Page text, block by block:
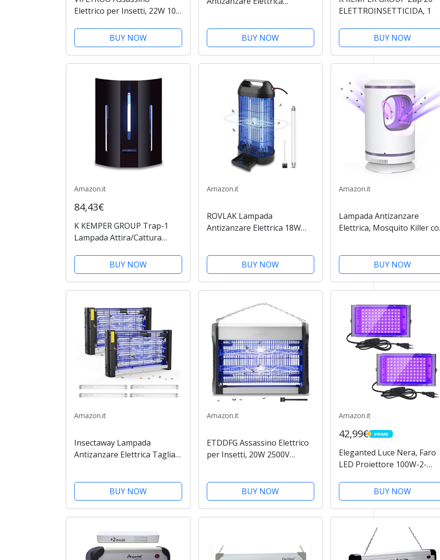
Elettrico per Insetti, 22W 100
Anti-elettrica Elettrica
Antizanzare, Uccide
Efficacemente le Zanzare
BUY NOW
14W Giardino Insetticida
Zanzare per Zanzare Sicura
BUY NOW
ELETTROINSETTICIDA, 1
BUY NOW
Amazon.it
84,43€
K KEMPER GROUP Trap-1
Lampada Attira/Cattura
BUY NOW
Amazon.it
ROVLAK Lampada
Antizanzare Elettrica 18W
Antizanzare Insetticida
Lampada Anti Zanzare per
BUY NOW
Amazon.it
Lampada Antizanzare
Elettrica, Mosquito Killer
lampada antizanzare con
luce UV per camera da
BUY NOW
Amazon.it
Insectaway Lampada
Antizanzare Elettrica Taglia
2400V, Lampada Zanzare
Trappole Zanzare
BUY NOW
Amazon.it
ETDDFG Assassino Elettrico
per Insetti, 20W 2500V
Antizanzare, Uccide
Efficacemente le Zanzare
BUY NOW
Amazon.it
42,99€ PRIME
PRIME
Eleganted Luce Nera, Faro
LED Proiettore 100W-2-
spina, IP65 Luce Effetto per
Esterni Festa Compleanno
Discoteca Bar DJ
BUY NOW